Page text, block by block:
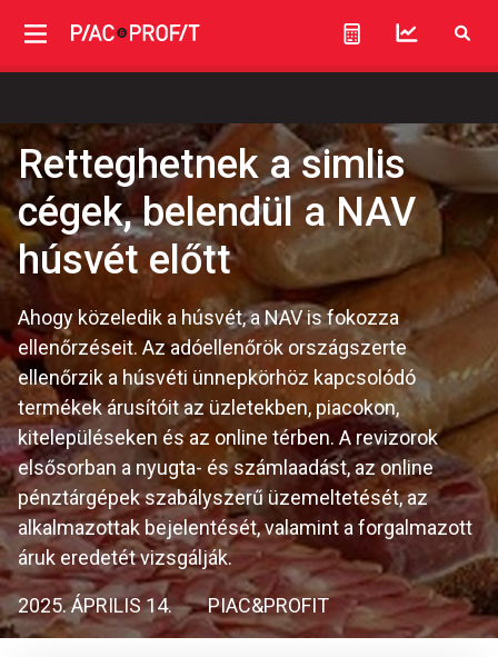
Retteghetnek a simlis
cégek, belendül a NAV
húsvét előtt
Ahogy közeledik a húsvét, a NAV is fokozza
ellenőrzéseit. Az adóellenőrök országszerte
ellenőrzik a húsvéti ünnepkörhöz kapcsolódó
termékek árusítóit az üzletekben, piacokon,
kitelepüléseken és az online térben. A revizorok
elsősorban a nyugta- és számlaadást, az online
pénztárgépek szabályszerű üzemeltetését, az
alkalmazottak bejelentését, valamint a forgalmazott
áruk eredetét vizsgálják.
2025. ÁPRILIS 14. PIAC&PROFIT